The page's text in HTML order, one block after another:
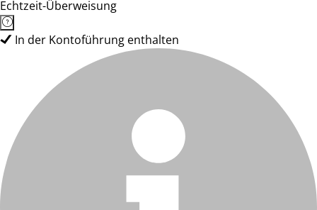
Echtzeit-Überweisung
In der Kontoführung enthalten